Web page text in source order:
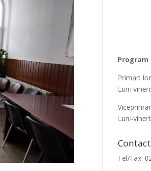
Primar:
Luni-
Luni-
Contact
Tel/Fax: